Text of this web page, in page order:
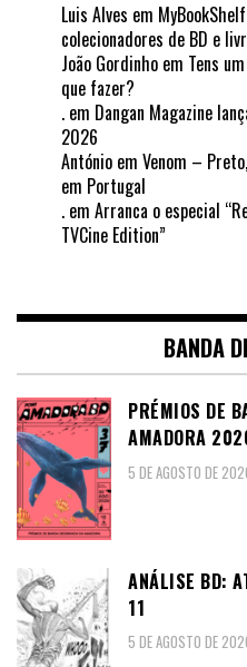
Luis Alves em
colecionadores de BD e
João Gordinho em Tens
que fazer?
. em Dangan Magazine
2026
António em Venom –
em Portugal
. em Arranca o especial
TVCine Edition”
BANDA
PRÉMIOS DE
AMADORA
5 DE AGOSTO DE
ANÁLISE BD:
11
5 DE AGOSTO DE